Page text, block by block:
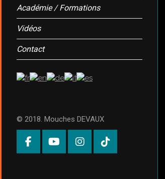
Académie / Formations
Vidéos
Contact
© 2018. Mouches DEVAUX